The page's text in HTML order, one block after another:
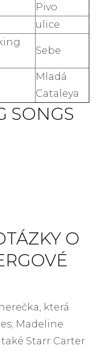
Pivo
ulice
Sebe
Mladá
Cataleya
SONGS
O
která
Madeline
Starr Carter